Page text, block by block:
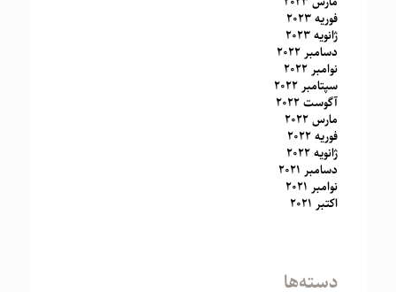
فوریه 2023
ژانویه 2023
دسامبر 2022
نوامبر 2022
سپتامبر 2022
آگوست 2022
مارس 2022
فوریه 2022
ژانویه 2022
دسامبر 2021
نوامبر 2021
اکتبر 2021
دسته‌ها